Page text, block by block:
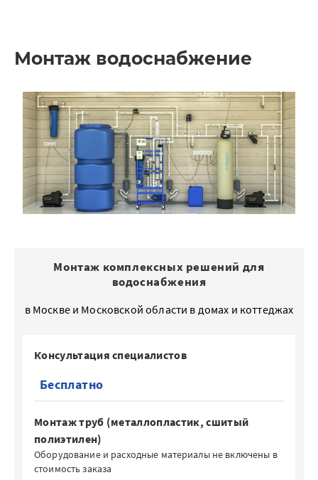
Монтаж водоснабжение
Монтаж комплексных решений для
водоснабжения
в Москве и Московской области в домах и коттеджах
Консультация специалистов
Бесплатно
Монтаж труб (металлопластик, сшитый
полиэтилен)
Оборудование и расходные материалы не включены в
стоимость заказа